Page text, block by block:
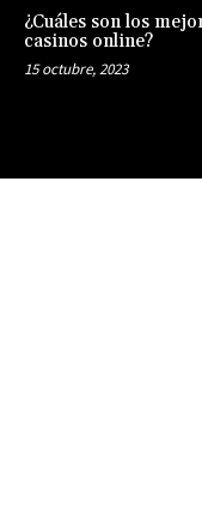
¿Cuáles son los
casinos online?
15 octubre, 2023